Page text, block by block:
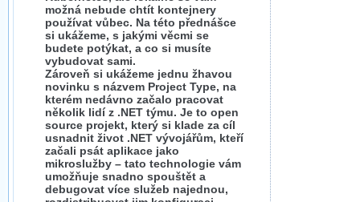
možná nebude chtít kontejnery
používat vůbec. Na této přednášce
si ukážeme, s jakými věcmi se
budete potýkat, a co si musíte
vybudovat sami.
Zároveň si ukážeme jednu žhavou
novinku s názvem Project Type, na
kterém nedávno začalo pracovat
několik lidí z .NET týmu. Je to open
source projekt, který si klade za cíl
usnadnit život .NET vývojářům, kteří
začali psát aplikace jako
mikroslužby – tato technologie vám
umožňuje snadno spouštět a
debugovat více služeb najednou,